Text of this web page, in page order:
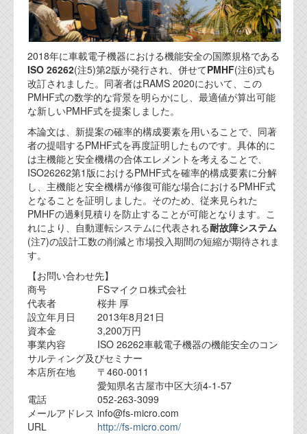
2018年に車載電子機器における機能安全の国際規格である
ISO 26262(注5)第2版が発行され、併せてPMHF(注6)式も
改訂されました。同著者はRAMS 2020において、この
PMHF式の数学的な背景を明らかにし、最適値が算出可能
な新しいPMHF式を提案しました。
本論文は、新提案の確率的構成要素を用いることで、同著
者の提唱するPMHF式を再度証明したものです。具体的に
は主機能と安全機構の合体エレメントを考えることで、
ISO26262第1版におけるPMHF式を確率的構成要素に分解
し、主機能と安全機構が修復可能な場合におけるPMHF式
となることを証明しました。そのため、従来見られた
PMHFの過剰見積りを防止することが可能となります。こ
れにより、自動運転システムに代表される耐故障システム
(注7)の設計工数の削減と市場投入期間の短縮が期待されま
す。
【お問い合わせ先】
商号 FSマイクロ株式会社
代表者 桜井 厚
設立年月日 2013年8月21日
資本金 3,200万円
事業内容 ISO 26262車載電子機器の機能安全のコン
サルティング及びセミナー
本店所在地 〒460-0011
愛知県名古屋市中区大須4-1-57
電話 052-263-3099
メールアドレス info@fs-micro.com
URL http://fs-micro.com/